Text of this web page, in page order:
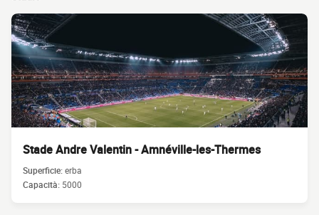
Stade Andre Valentin - Amnéville-les-Thermes
Superficie:erba
Capacità: 5000